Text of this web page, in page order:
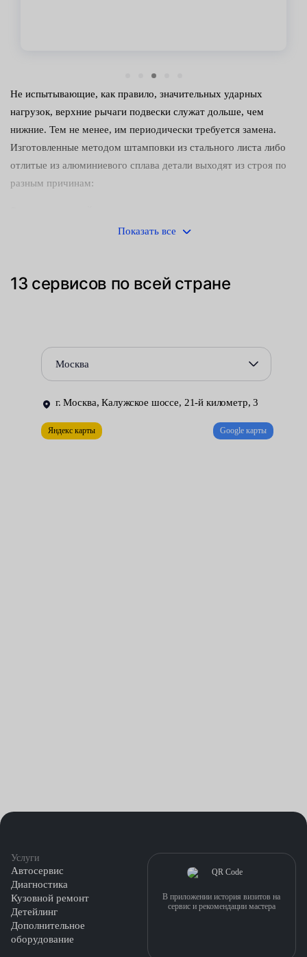
Не испытывающие, как правило, значительных ударных
нагрузок, верхние рычаги подвески служат дольше, чем
нижние. Тем не менее, им периодически требуется замена.
Изготовленные методом штамповки из стального листа либо
отлитые из алюминиевого сплава детали выходят из строя по
разным причинам:
механические повреждения.
поломки следует немедленно приступать к ремонту.
Для демонтажа отслужившей свой срок детали автомобиль
к размещённым в труднодоступных местах резьбовым
соединениям. Избежать ненужных проблем можно, доверив
Показать все
13 сервисов по всей стране
Москва
г. Москва, Калужское шоссе, 21-й километр, 3
Яндекс карты Google карты
Услуги
Автосервис
Диагностика
Кузовной ремонт
Детейлинг
Дополнительное
оборудование
В приложении история визитов на
сервис и рекомендации мастера